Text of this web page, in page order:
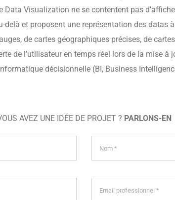
Visualization ne se contentent pas
delà et proposent une représentation des datas
de cartes géographiques précises, de
de l’utilisateur en temps réel lors de la mise à
décisionnelle (BI, Business
AVEZ UNE IDÉE DE PROJET ? PARLONS-EN